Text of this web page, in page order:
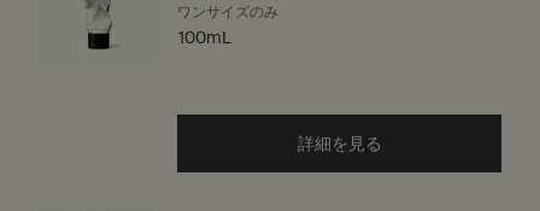
ワンサイズのみ
100mL
詳細を見る